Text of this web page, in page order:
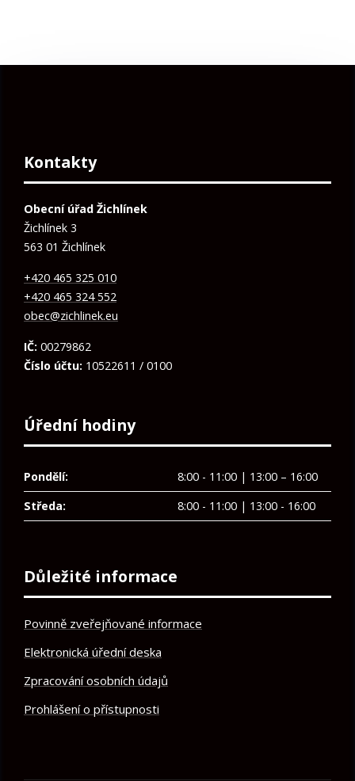
Kontakty
Obecní úřad Žichlínek
Žichlínek 3
563 01 Žichlínek
+420 465 325 010
+420 465 324 552
obec@zichlinek.eu
IČ: 00279862
Číslo účtu: 10522611 / 0100
Úřední hodiny
Pondělí:
8:00 - 11:00 | 13:00 – 16:00
Středa:
8:00 - 11:00 | 13:00 - 16:00
Důležité informace
Povinně zveřejňované informace
Elektronická úřední deska
Zpracování osobních údajů
Prohlášení o přístupnosti